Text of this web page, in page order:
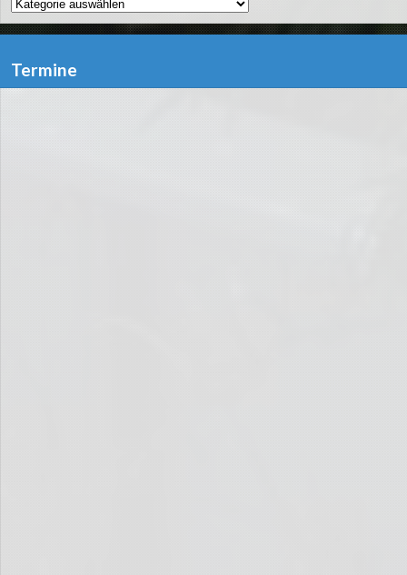
Termine